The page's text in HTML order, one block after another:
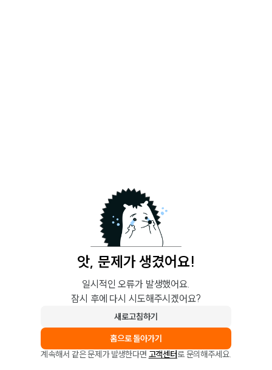
앗, 문제가 생겼어요!
일시적인 오류가 발생했어요.
잠시 후에 다시 시도해주시겠어요?
새로고침하기
홈으로 돌아가기
계속해서 같은 문제가 발생한다면 고객센터로 문의해주세요.